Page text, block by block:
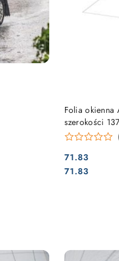
Folia okienna
szerokości
Cena:
71.83
Cena:
71.83